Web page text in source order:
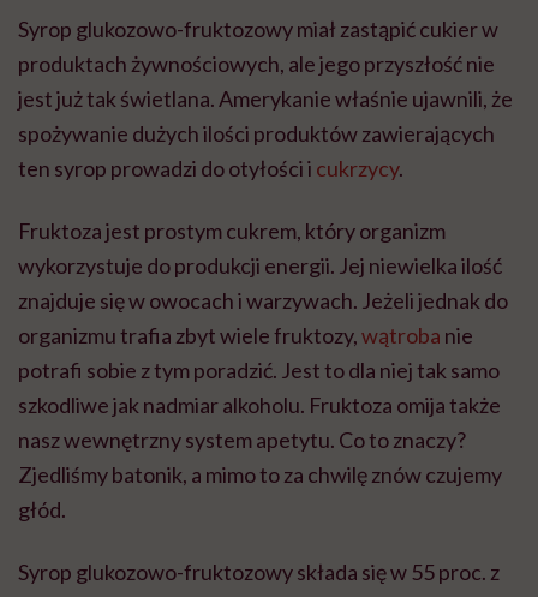
Syrop glukozowo-fruktozowy miał zastąpić cukier w
produktach żywnościowych, ale jego przyszłość nie
jest już tak świetlana. Amerykanie właśnie ujawnili, że
spożywanie dużych ilości produktów zawierających
ten syrop prowadzi do otyłości i cukrzycy.
Fruktoza jest prostym cukrem, który organizm
wykorzystuje do produkcji energii. Jej niewielka ilość
znajduje się w owocach i warzywach. Jeżeli jednak do
organizmu trafia zbyt wiele fruktozy,wątroba nie
potrafi sobie z tym poradzić. Jest to dla niej tak samo
szkodliwe jak nadmiar alkoholu. Fruktoza omija także
nasz wewnętrzny system apetytu. Co to znaczy?
Zjedliśmy batonik, a mimo to za chwilę znów czujemy
głód.
Syrop glukozowo-fruktozowy składa się w 55 proc. z